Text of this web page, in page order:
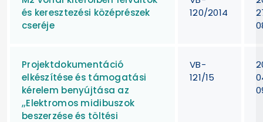
és keresztezési középrészek
cseréje
120/2014
Projektdokumentáció
elkészítése és támogatási
kérelem benyújtása az
„Elektromos midibuszok
beszerzése és töltési
VB-
121/15